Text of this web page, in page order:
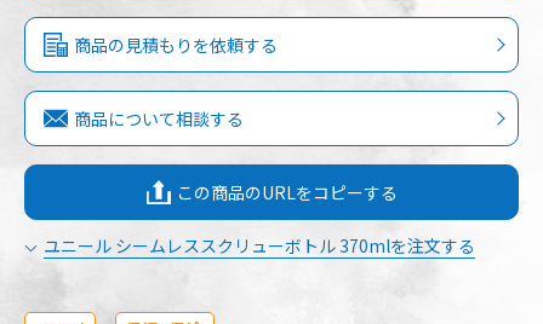
商品の見積もりを依頼する
商品について相談する
この商品のURLをコピーする
ユニール シームレススクリューボトル 370mlを注文する